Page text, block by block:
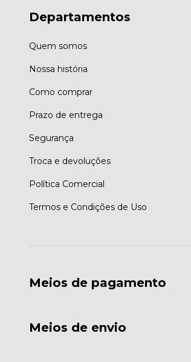
Departamentos
Quem somos
Nossa história
Como comprar
Prazo de entrega
Segurança
Troca e devoluções
Política Comercial
Termos e Condições de Uso
Meios de pagamento
Meios de envio